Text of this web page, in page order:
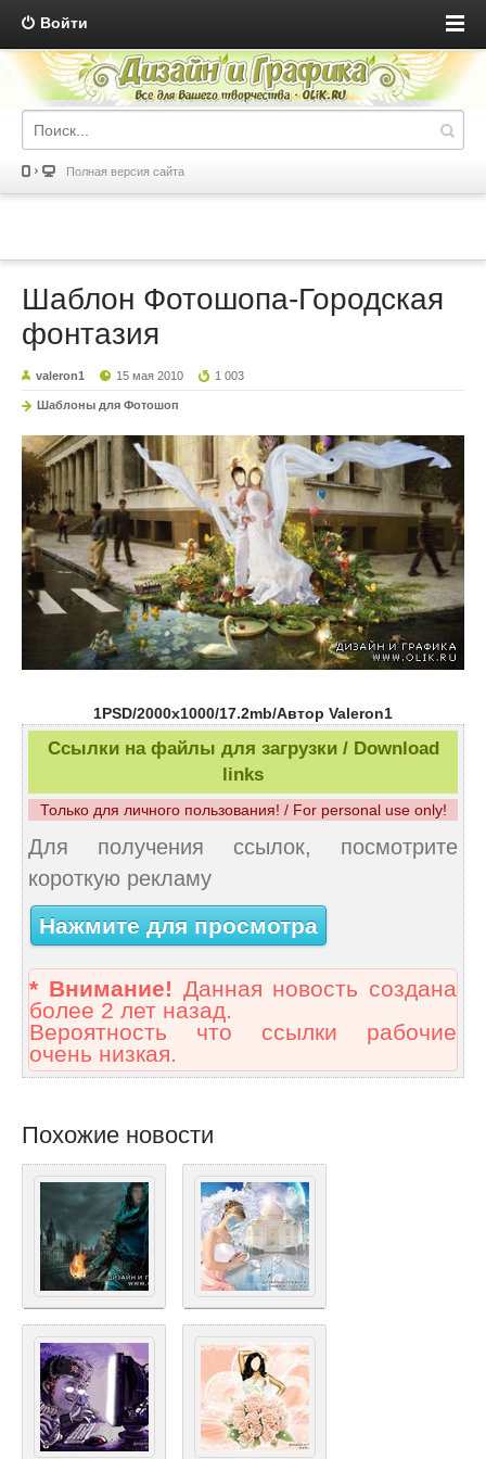
Войти
Полная версия сайта
Шаблон Фотошопа-Городская
фонтазия
valeron1 15 мая 2010 1 003
Шаблоны для Фотошоп
1PSD/2000x1000/17.2mb/Автор Valeron1
Ссылки на файлы для загрузки / Download
links
Только для личного пользования! / For personal use only!
Для получения ссылок, посмотрите
короткую рекламу
Нажмите для просмотра
* Внимание! Данная новость создана
более 2 лет назад.
Вероятность что ссылки рабочие
очень низкая.
Похожие новости